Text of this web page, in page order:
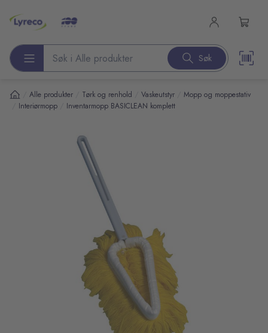
Søk etter produkter Søk
Alle produkter Tørk og renhold Vaskeutstyr Mopp og moppestativ
Interiørmopp Inventarmopp BASICLEAN komplett